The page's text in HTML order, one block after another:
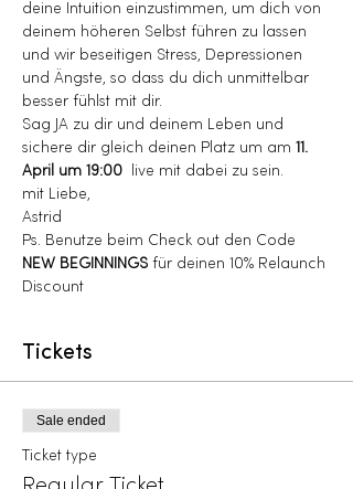
deine Intuition einzustimmen, um dich von
deinem höheren Selbst führen zu lassen
und wir beseitigen Stress, Depressionen
und Ängste, so dass du dich unmittelbar
besser fühlst mit dir.
Sag JA zu dir und deinem Leben und
sichere dir gleich deinen Platz um am 11.
April um 19:00 live mit dabei zu sein.
mit Liebe,
Astrid
Ps. Benutze beim Check out den Code
NEW BEGINNINGS für deinen 10% Relaunch
Discount
Tickets
Sale ended
Ticket type